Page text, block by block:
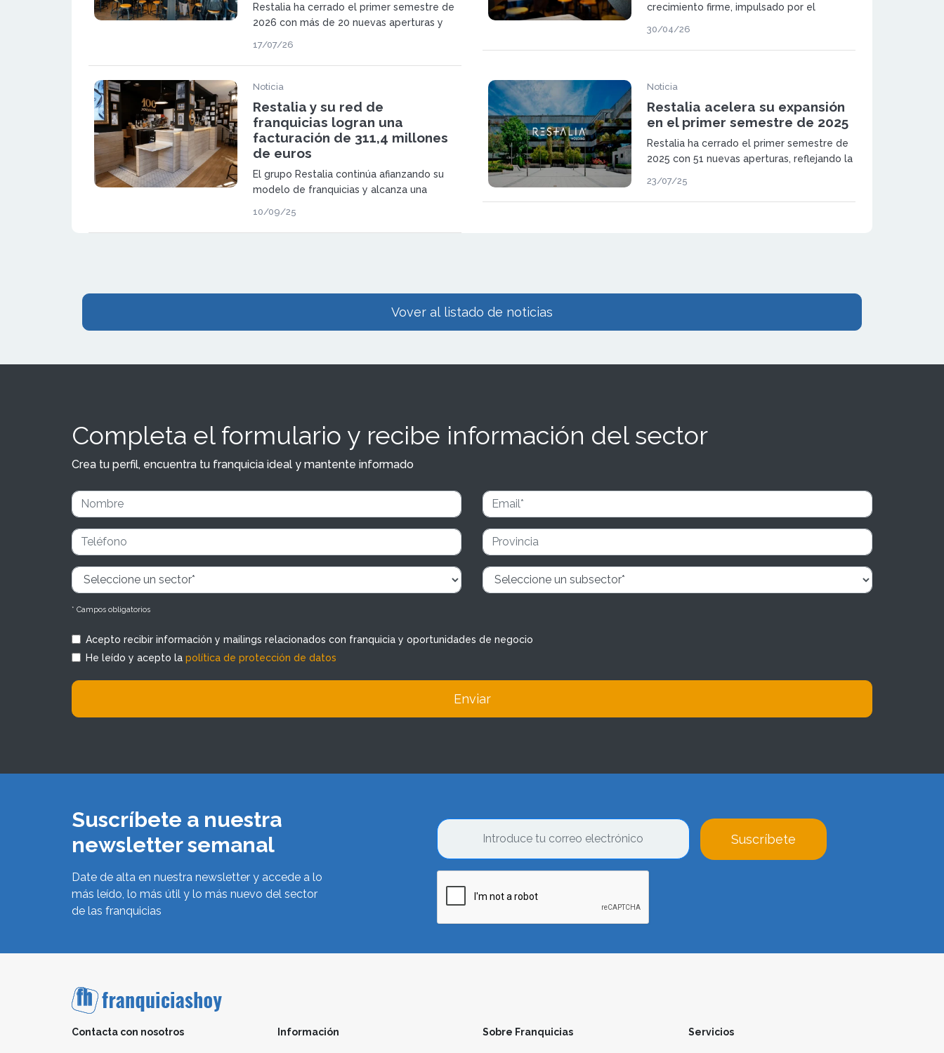
Restalia ha cerrado el primer semestre de
2026 con más de 20 nuevas aperturas y
TGB. El grupo avanza, mientras prepara
nuevas incorporaciones en España y en
mercados internacionales.
17/07/26
crecimiento firme, impulsado por el
marcas más reconocidas.
30/04/26
Noticia
Restalia y su red de
franquicias logran una
facturación de 311,4 millones
de euros
El grupo Restalia continúa afianzando su
modelo de franquicias y alcanza una
principales redes de restauración
10/09/25
Noticia
Restalia acelera su expansión
en el primer semestre de 2025
Restalia ha cerrado el primer semestre de
2025 con 51 nuevas aperturas, reflejando la
23/07/25
Vover al listado de noticias
Completa el formulario y recibe información del sector
Crea tu perfil, encuentra tu franquicia ideal y mantente informado
* Campos obligatorios
Acepto recibir información y mailings relacionados con franquicia y oportunidades de negocio
He leído y acepto la política de protección de datos
Enviar
Suscríbete a nuestra
newsletter semanal
Date de alta en nuestra newsletter y accede a lo
más leído, lo más útil y lo más nuevo del sector
de las franquicias
Suscríbete
Contacta con nosotros Información Sobre Franquicias Servicios